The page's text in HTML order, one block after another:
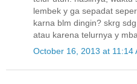
lembek y ga sepadat
karna blm dingin? skrg
atau karena telurnya y mba.
October 16, 2013 at 11:14